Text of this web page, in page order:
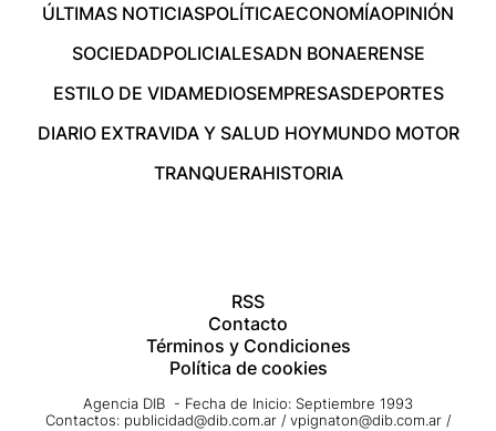
ÚLTIMAS NOTICIASPOLÍTICAECONOMÍAOPINIÓN
SOCIEDADPOLICIALESADN BONAERENSE
ESTILO DE VIDAMEDIOSEMPRESASDEPORTES
DIARIO EXTRAVIDA Y SALUD HOYMUNDO MOTOR
TRANQUERAHISTORIA
RSS
Contacto
Términos y Condiciones
Política de cookies
Agencia DIB - Fecha de Inicio: Septiembre 1993
Contactos: publicidad@dib.com.ar / vpignaton@dib.com.ar /